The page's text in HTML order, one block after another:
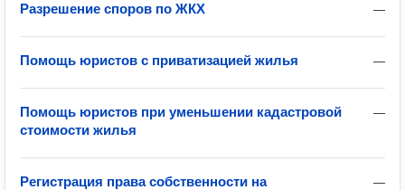
—
Разрешение споров по ЖКХ
—
Помощь юристов с приватизацией жилья
—
Помощь юристов при уменьшении кадастровой
стоимости жилья
—
Регистрация права собственности на